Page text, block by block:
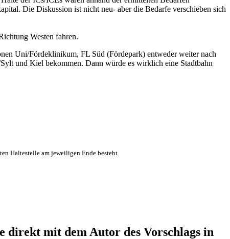
Die Diskussion ist nicht neu- aber die Bedarfe verschieben sich
Westen fahren.
Uni/Fördeklinikum, FL Süd (Fördepark) entweder weiter nach
und Kiel bekommen. Dann würde es wirklich eine Stadtbahn
Haltestelle am jeweiligen Ende besteht.
direkt mit dem Autor des Vorschlags in